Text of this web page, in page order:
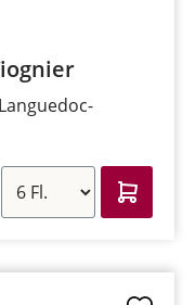
Languedoc-